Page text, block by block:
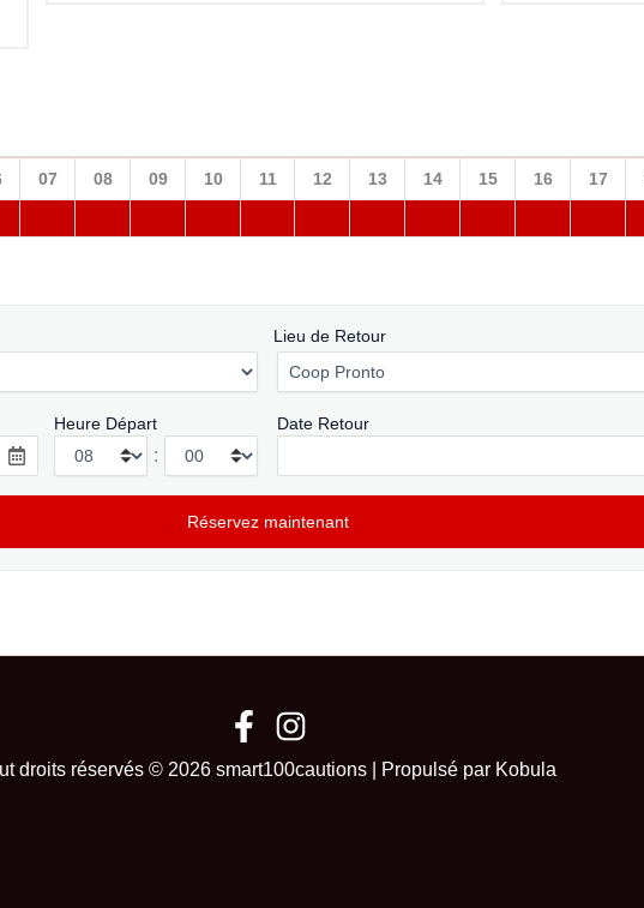
07 08 09 10 11 12 13 14 15 16 17
Lieu de Retour
Heure Départ
:
Date Retour
droits réservés © 2026 smart100cautions | Propulsé par Kobula